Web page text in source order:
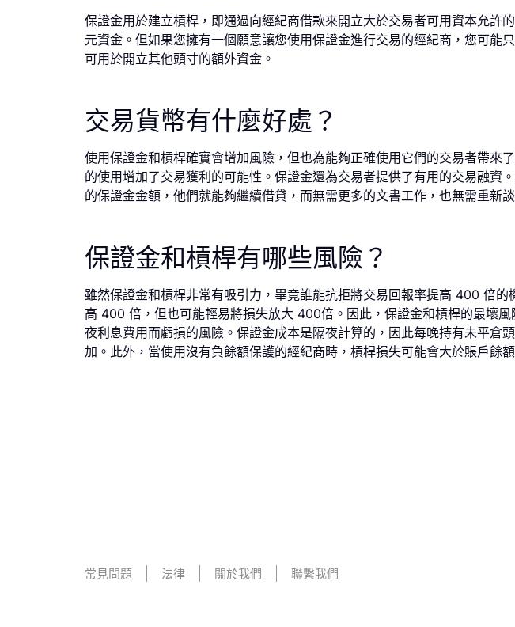
保證金用於建立槓桿，即通過向經紀商借款來開立大於交易者可用資本允
元資金。但如果您擁有一個願意讓您使用保證金進行交易的經紀商，您可
可用於開立其他頭寸的額外資金。
交易貨幣有什麼好處？
使用保證金和槓桿確實會增加風險，但也為能夠正確使用它們的交易者帶
的使用增加了交易獲利的可能性。保證金還為交易者提供了有用的交易融
的保證金金額，他們就能夠繼續借貸，而無需更多的文書工作，也無需重新
保證金和槓桿有哪些風險？
雖然保證金和槓桿非常有吸引力，畢竟誰能抗拒將交易回報率提高 400 倍
高 400 倍，但也可能輕易將損失放大 400倍。因此，保證金和槓桿的最壞
夜利息費用而虧損的風險。保證金成本是隔夜計算的，因此每晚持有未平倉
加。此外，當使用沒有負餘額保護的經紀商時，槓桿損失可能會大於賬戶餘
常見問題 法律 關於我們 聯繫我們